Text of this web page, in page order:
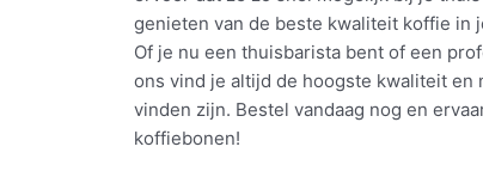
genieten van de beste kwaliteit koffie in
Of je nu een thuisbarista bent of een
ons vind je altijd de hoogste kwaliteit
vinden zijn. Bestel vandaag nog en
koffiebonen!